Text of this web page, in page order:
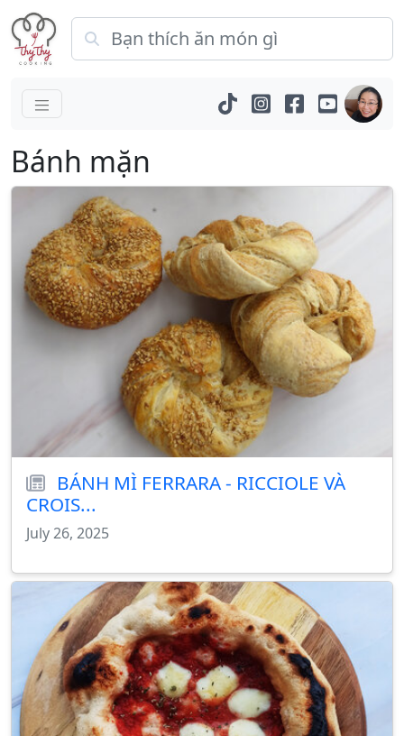
Bánh mặn
BÁNH MÌ FERRARA - RICCIOLE VÀ
CROIS...
July 26, 2025